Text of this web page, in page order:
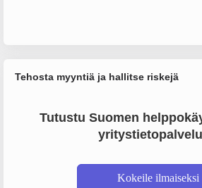
Tehosta myyntiä ja hallitse riskejä
Tutustu Suomen
Kokeile ilmaiseksi